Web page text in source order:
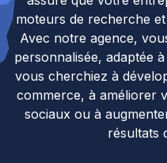
moteurs de recherche
Avec notre agence,
personnalisée, adaptée
vous cherchiez à
commerce, à améliorer
sociaux ou à
résultats